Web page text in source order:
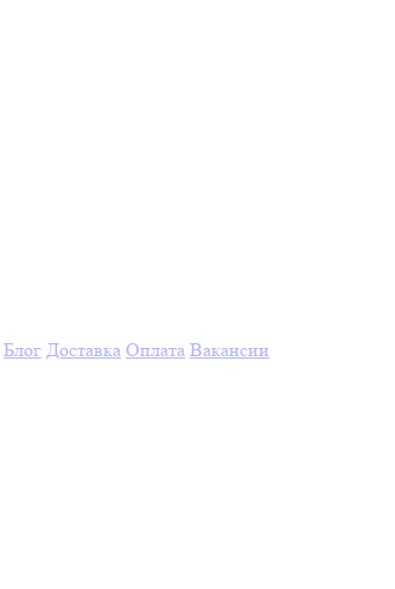
Блог Доставка Оплата Вакансии